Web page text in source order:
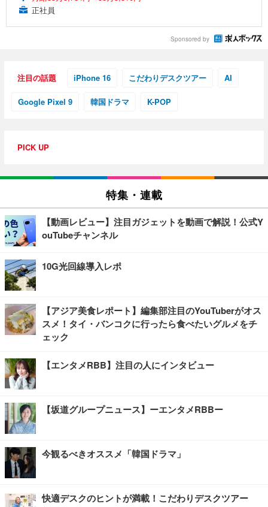
正社員
Sponsored by
注目の話題 iPhone 16 こだわりデスクツアー AI
Google Pixel 9 韓国ドラマ K-POP
PICK UP
特集・連載
【動画レビュー】注目ガジェットを動画で解説！公式Y
ouTubeチャンネル
10G光回線導入レポ
【アジア美食レポート】編集部注目のYouTuberがオス
スメ！タイ・バンコクに行ったら食べたいグルメをチ
ェック
【エンタメRBB】注目の人にインタビュー
【坂道グループニュース】ーエンタメRBBー
今観るべきオススメ「韓国ドラマ」
快適デスクのヒントが満載！こだわりデスクツアー